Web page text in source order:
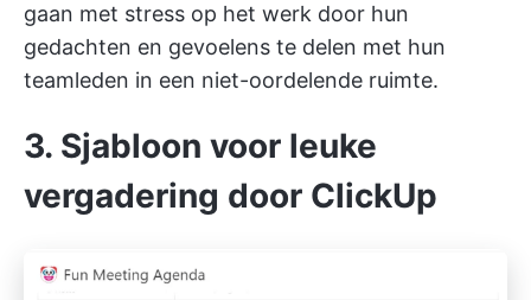
gaan met stress op het werk door hun
gedachten en gevoelens te delen met hun
teamleden in een niet-oordelende ruimte.
3. Sjabloon voor leuke
vergadering door ClickUp